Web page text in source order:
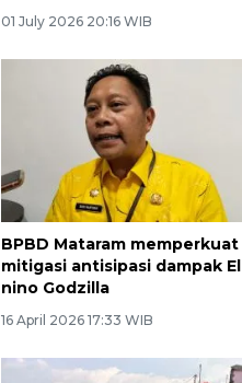
01 July 2026 20:16 WIB
BPBD Mataram memperkuat
mitigasi antisipasi dampak El
nino Godzilla
16 April 2026 17:33 WIB